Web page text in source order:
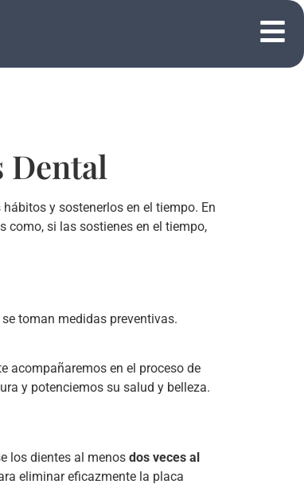
Dental
y sostenerlos en el tiempo. En
como, si las sostienes en el tiempo,
toman medidas preventivas.
acompañaremos en el proceso de
y potenciemos su salud y belleza.
los dientes al menos dos veces al
eliminar eficazmente la placa